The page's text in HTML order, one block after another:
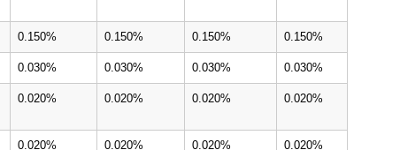
0.150% 0.150% 0.150% 0.150%
0.030% 0.030% 0.030% 0.030%
0.020% 0.020% 0.020% 0.020%
0.020% 0.020% 0.020% 0.020%